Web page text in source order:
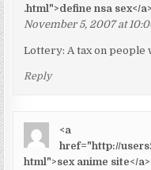
.html">define nsa sex</a>
November 5, 2007 at
Lottery: A tax on people
Reply
<a
href="http://
html">sex anime site</a>